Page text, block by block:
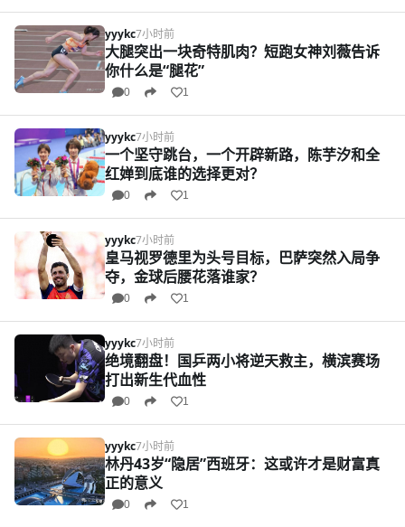
yyykc7小时前
大腿突出一块奇特肌肉？短跑女神刘薇告诉
你什么是“腿花”
0 1
yyykc7小时前
一个坚守跳台，一个开辟新路，陈芋汐和全
红婵到底谁的选择更对？
0 1
yyykc7小时前
皇马视罗德里为头号目标，巴萨突然入局争
夺，金球后腰花落谁家？
0 1
yyykc7小时前
绝境翻盘！国乒两小将逆天救主，横滨赛场
打出新生代血性
0 1
yyykc7小时前
林丹43岁“隐居”西班牙：这或许才是财富真
正的意义
0 1